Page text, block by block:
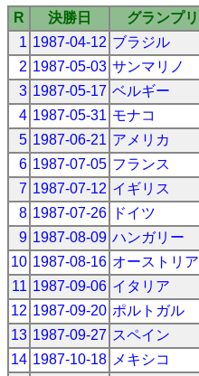
R 決勝日 グランプリ
1 1987-04-12 ブラジル
2 1987-05-03 サンマリノ
3 1987-05-17 ベルギー
4 1987-05-31 モナコ
5 1987-06-21 アメリカ
6 1987-07-05 フランス
7 1987-07-12 イギリス
8 1987-07-26 ドイツ
9 1987-08-09 ハンガリー
10 1987-08-16 オーストリア
11 1987-09-06 イタリア
12 1987-09-20 ポルトガル
13 1987-09-27 スペイン
14 1987-10-18 メキシコ